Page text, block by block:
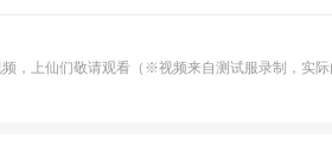
，上仙们敬请观看（※视频来自测试服录制，实